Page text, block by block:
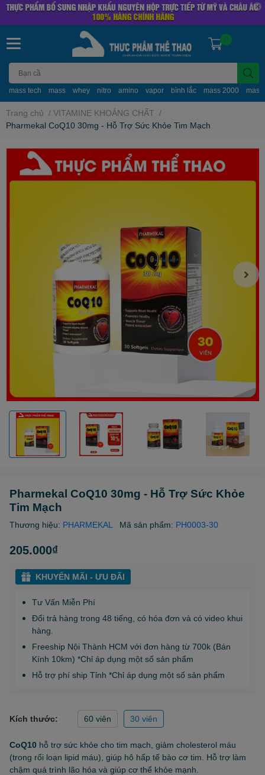
mass tech mass whey nitro amino vapor bình lắc mass 2000
0
Trang chủ / VITAMINE KHOÁNG CHẤT /
Pharmekal CoQ10 30mg - Hỗ Trợ Sức Khỏe Tim Mạch
Pharmekal CoQ10 30mg - Hỗ Trợ Sức Khỏe
Tim Mạch
Thương hiệu: PHARMEKAL Mã sản phẩm: PH0003-30
205.000₫
KHUYẾN MÃI - ƯU ĐÃI
Tư Vấn Miễn Phí
Đổi trả hàng trong 48 tiếng, có hóa đơn và có video khui
hàng.
Freeship Nội Thành HCM với đơn hàng từ 700k (Bán
Kính 10km) *Chỉ áp dụng một số sản phẩm
Hỗ trợ phí ship Tỉnh *Chỉ áp dụng một số sản phẩm
Kích thước: 60 viên 30 viên
CoQ10 hỗ trợ sức khỏe cho tim mạch, giảm cholesterol máu
(trong rối loạn lipid máu), giúp hô hấp tế bào cơ tim. Hỗ trợ làm
chậm quá trình lão hóa và giúp cơ thể khỏe mạnh.